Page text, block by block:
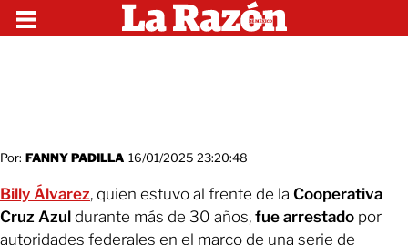
Por: FANNY PADILLA 16/01/2025 23:20:48
Billy Álvarez, quien estuvo al frente de la Cooperativa
Cruz Azul durante más de 30 años, fue arrestado por
autoridades federales en el marco de una serie de